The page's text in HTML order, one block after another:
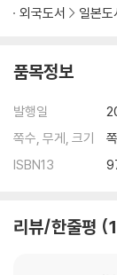
외국도서
일본도
품목정보
발행일
쪽수, 무게, 크기
ISBN13
리뷰/한줄평 1